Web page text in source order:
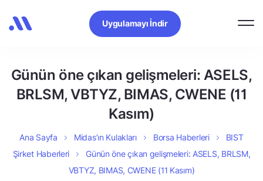
Uygulamayı İndir
Günün öne çıkan gelişmeleri: ASELS,
BRLSM, VBTYZ, BIMAS, CWENE (11
Kasım)
Ana Sayfa Midas’ın Kulakları Borsa Haberleri
BIST
Şirket Haberleri
Günün öne çıkan gelişmeleri: ASELS, BRLSM,
VBTYZ, BIMAS, CWENE (11 Kasım)